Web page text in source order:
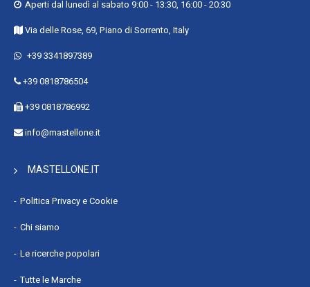
Profondità imballo : 20 mm
Altezza imballo : 169 mm
Codice del Sistema Armonizzato (SA) : 8471800000
Aperti dal lunedì al sabato 9:00 - 13:30, 16:00 - 20:30
Via delle Rose, 69, Piano di Sorrento, Italy
+39 3341897389
+39 0818786504
+39 0818786992
info@mastellone.it
MASTELLONE.IT
Politica Privacy e Cookie
Chi siamo
Le ricerche popolari
Tutte le Marche